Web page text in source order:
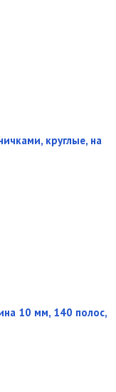
круглые, на
10 мм, 140 полос,